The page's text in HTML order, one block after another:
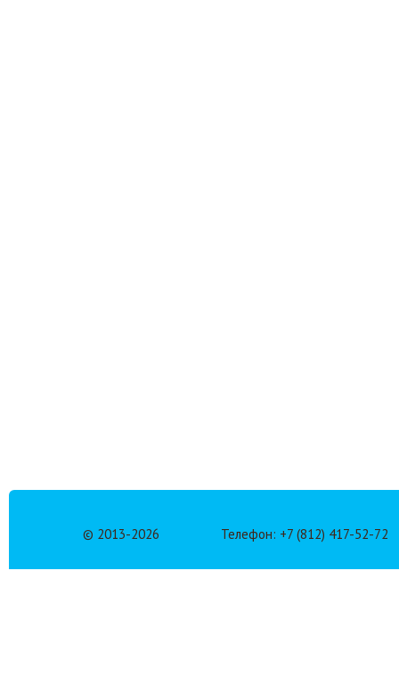
© 2013-2026 Телефон: +7 (812) 417-52-72